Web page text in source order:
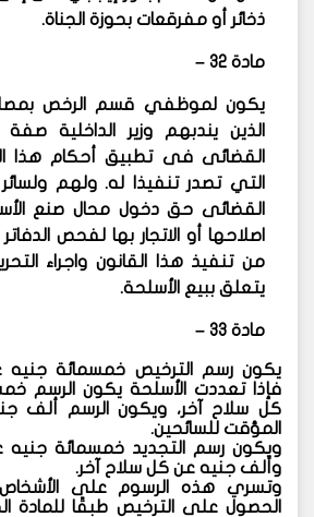
ذخائر أو مفرقعات بحوزة الجناة.
مادة ٣٢ –
يكون لموظفي قسم الرخص
الذين يندبهم وزير الداخلية
القضائى فى تطبيق أحكام هذا
التي تصدر تنفيذا له. ولهم
القضائى حق دخول محال صنع
اصلاحها أو الاتجار بها لفحص
من تنفيذ هذا القانون واجراء
يتعلق ببيع الأسلحة.
مادة ٣٣ –
يكون رسم الترخيص خمسمائة جنيه
فإذا تعددت الأسلحة يكون الرسم
كل سلاح آخر، ويكون الرسم ألف
المؤقت للسائحين.
ويكون رسم التجديد خمسمائة جنيه
وألف جنيه عن كل سلاح آخر.
وتسري هذه الرسوم على
الحصول على الترخيص طبقًا للمادة